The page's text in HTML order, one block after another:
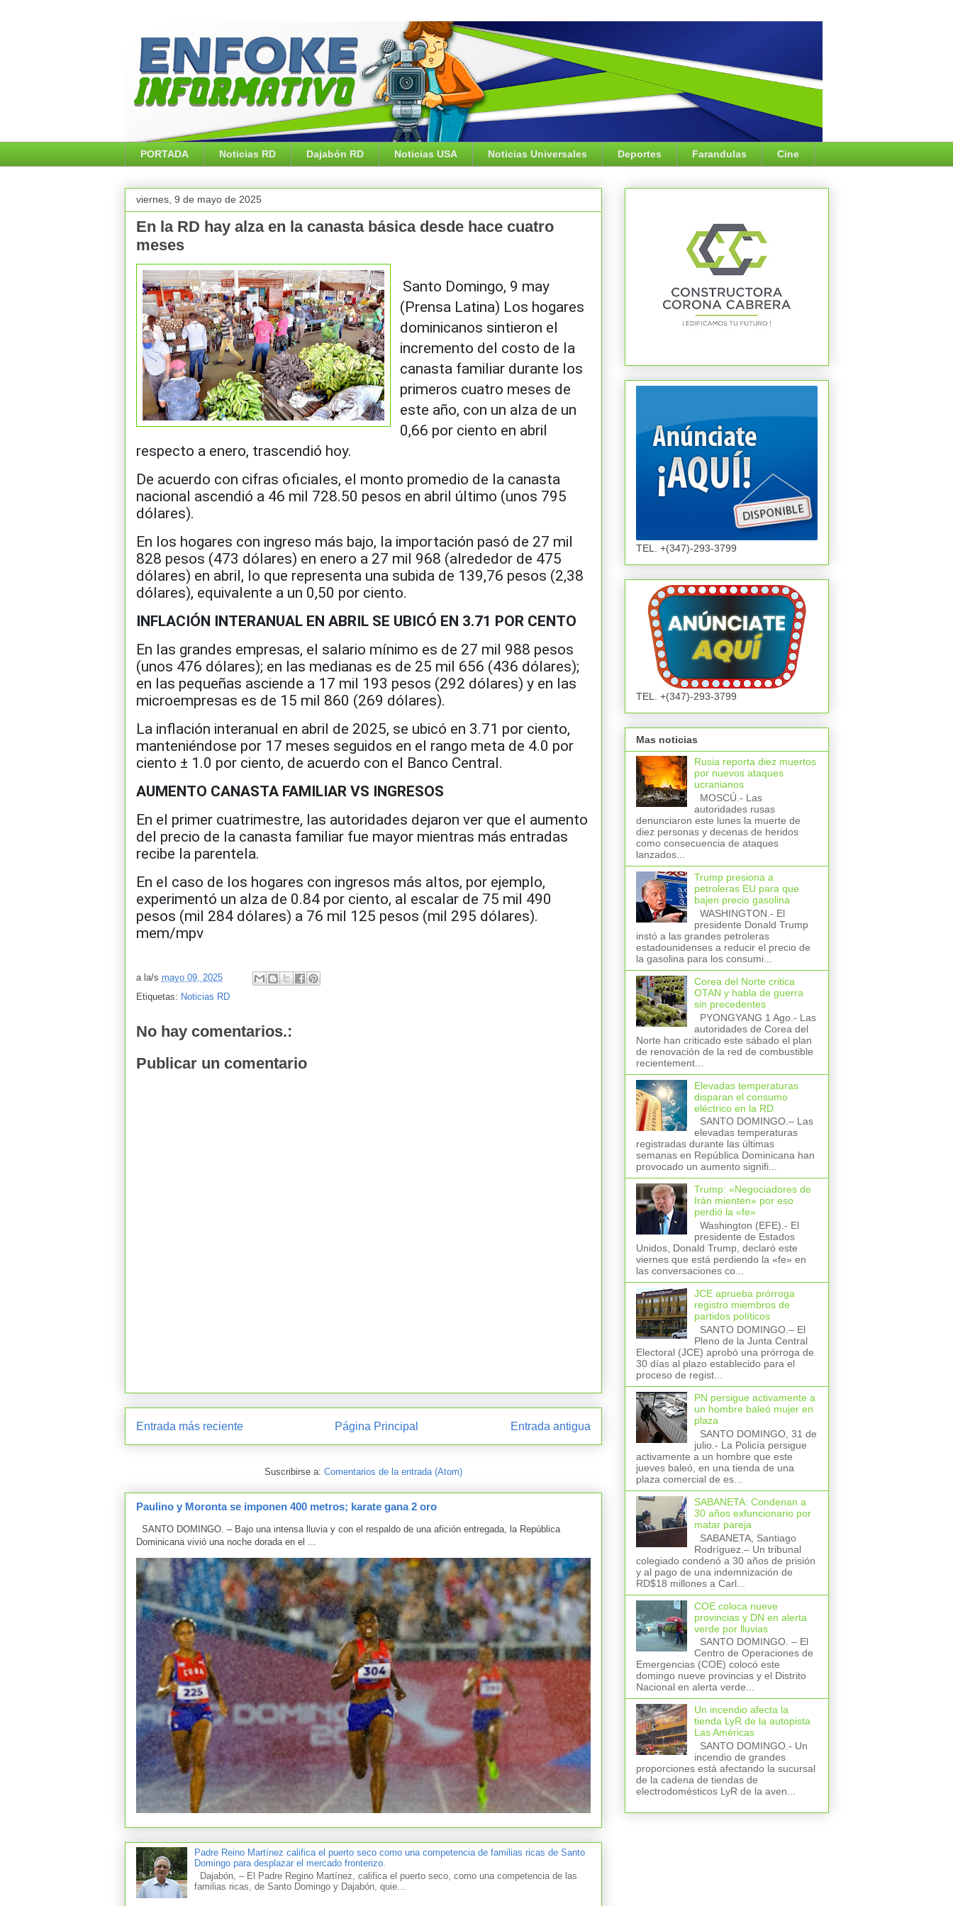
PORTADA Noticias RD Dajabón RD Noticias USA Noticias Universales Deportes Farandulas Cine
viernes, 9 de mayo de 2025
En la RD hay alza en la canasta básica desde hace cuatro
meses
Santo Domingo, 9 may
(Prensa Latina) Los hogares
dominicanos sintieron el
incremento del costo de la
canasta familiar durante los
primeros cuatro meses de
este año, con un alza de un
0,66 por ciento en abril
respecto a enero, trascendió hoy.
De acuerdo con cifras oficiales, el monto promedio de la canasta
nacional ascendió a 46 mil 728.50 pesos en abril último (unos 795
dólares).
En los hogares con ingreso más bajo, la importación pasó de 27 mil
828 pesos (473 dólares) en enero a 27 mil 968 (alrededor de 475
dólares) en abril, lo que representa una subida de 139,76 pesos (2,38
dólares), equivalente a un 0,50 por ciento.
INFLACIÓN INTERANUAL EN ABRIL SE UBICÓ EN 3.71 POR CENTO
En las grandes empresas, el salario mínimo es de 27 mil 988 pesos
(unos 476 dólares); en las medianas es de 25 mil 656 (436 dólares);
en las pequeñas asciende a 17 mil 193 pesos (292 dólares) y en las
microempresas es de 15 mil 860 (269 dólares).
La inflación interanual en abril de 2025, se ubicó en 3.71 por ciento,
manteniéndose por 17 meses seguidos en el rango meta de 4.0 por
ciento ± 1.0 por ciento, de acuerdo con el Banco Central.
AUMENTO CANASTA FAMILIAR VS INGRESOS
En el primer cuatrimestre, las autoridades dejaron ver que el aumento
del precio de la canasta familiar fue mayor mientras más entradas
recibe la parentela.
En el caso de los hogares con ingresos más altos, por ejemplo,
experimentó un alza de 0.84 por ciento, al escalar de 75 mil 490
pesos (mil 284 dólares) a 76 mil 125 pesos (mil 295 dólares).
mem/mpv
a la/s mayo 09, 2025
Etiquetas: Noticias RD
No hay comentarios.:
Publicar un comentario
Entrada más reciente Entrada antigua
Página Principal
Suscribirse a: Comentarios de la entrada (Atom)
Paulino y Moronta se imponen 400 metros; karate gana 2 oro
SANTO DOMINGO. – Bajo una intensa lluvia y con el respaldo de una afición entregada, la República
Dominicana vivió una noche dorada en el ...
Padre Reino Martínez califica el puerto seco como una competencia de familias ricas de Santo
Domingo para desplazar el mercado fronterizo.
Dajabón, – El Padre Regino Martínez, califica el puerto seco, como una competencia de las
familias ricas, de Santo Domingo y Dajabón, quie...
TEL. +(347)-293-3799
TEL. +(347)-293-3799
Mas noticias
Rusia reporta diez muertos
por nuevos ataques
ucranianos
MOSCÚ.- Las
autoridades rusas
denunciaron este lunes la muerte de
diez personas y decenas de heridos
como consecuencia de ataques
lanzados...
Trump presiona a
petroleras EU para que
bajen precio gasolina
WASHINGTON.- El
presidente Donald Trump
instó a las grandes petroleras
estadounidenses a reducir el precio de
la gasolina para los consumi...
Corea del Norte critica
OTAN y habla de guerra
sin precedentes
PYONGYANG 1 Ago.- Las
autoridades de Corea del
Norte han criticado este sábado el plan
de renovación de la red de combustible
recientement...
Elevadas temperaturas
disparan el consumo
eléctrico en la RD
SANTO DOMINGO.– Las
elevadas temperaturas
registradas durante las últimas
semanas en República Dominicana han
provocado un aumento signifi...
Trump: «Negociadores de
Irán mienten» por eso
perdió la «fe»
Washington (EFE).- El
presidente de Estados
Unidos, Donald Trump, declaró este
viernes que está perdiendo la «fe» en
las conversaciones co...
JCE aprueba prórroga
registro miembros de
partidos políticos
SANTO DOMINGO.– El
Pleno de la Junta Central
Electoral (JCE) aprobó una prórroga de
30 días al plazo establecido para el
proceso de regist...
PN persigue activamente a
un hombre baleó mujer en
plaza
SANTO DOMINGO, 31 de
julio.- La Policía persigue
activamente a un hombre que este
jueves baleó, en una tienda de una
plaza comercial de es...
SABANETA: Condenan a
30 años exfuncionario por
matar pareja
SABANETA, Santiago
Rodríguez.– Un tribunal
colegiado condenó a 30 años de prisión
y al pago de una indemnización de
RD$18 millones a Carl...
COE coloca nueve
provincias y DN en alerta
verde por lluvias
SANTO DOMINGO. – El
Centro de Operaciones de
Emergencias (COE) colocó este
domingo nueve provincias y el Distrito
Nacional en alerta verde...
Un incendio afecta la
tienda LyR de la autopista
Las Américas
SANTO DOMINGO.- Un
incendio de grandes
proporciones está afectando la sucursal
de la cadena de tiendas de
electrodomésticos LyR de la aven...